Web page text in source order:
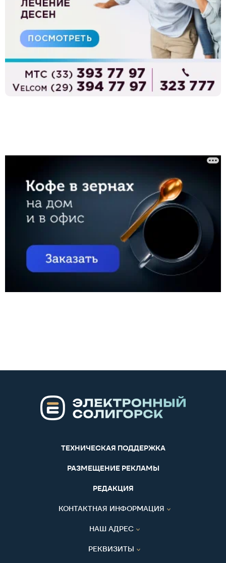
ТЕХНИЧЕСКАЯ ПОДДЕРЖКА
РАЗМЕЩЕНИЕ РЕКЛАМЫ
РЕДАКЦИЯ
КОНТАКТНАЯ ИНФОРМАЦИЯ
НАШ АДРЕС
РЕКВИЗИТЫ